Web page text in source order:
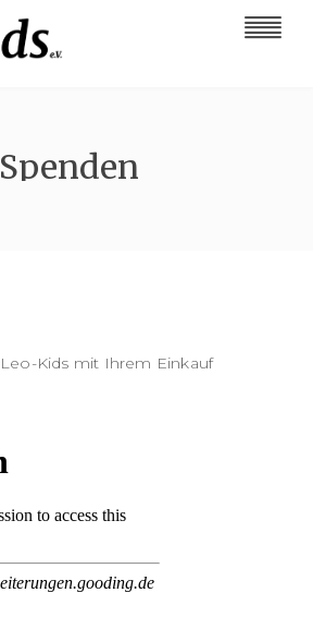
Spenden
Kids mit Ihrem Einkauf